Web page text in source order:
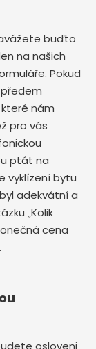
buďto
na našich
Pokud
nám
pro vás
ptát na
vyklízení bytu
adekvátní a
„Kolik
cena
osloveni